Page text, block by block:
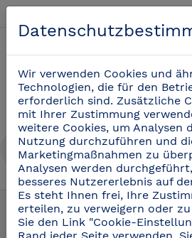
Piktogramme aus Edelstahl
Wir verwenden Cookies und
Technologien, die für den
erforderlich sind. Zusätzliche
mit Ihrer Zustimmung
weitere Cookies, um Analysen
Nutzung durchzuführen und
Marketingmaßnahmen zu
Analysen werden
besseres Nutzererlebnis auf
Es steht Ihnen frei, Ihre
erteilen, zu verweigern oder
Sie den Link "Cookie-